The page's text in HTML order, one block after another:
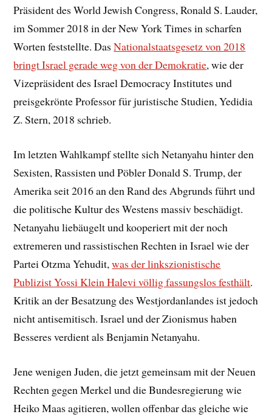
Präsident des World Jewish Congress, Ronald S. Lauder,
im Sommer 2018 in der New York Times in scharfen
Worten feststellte. DasNationalstaatsgesetz von 2018
bringt Israel gerade weg von der Demokratie, wie der
Vizepräsident des Israel Democracy Institutes und
preisgekrönte Professor für juristische Studien, Yedidia
Z. Stern, 2018 schrieb.
Im letzten Wahlkampf stellte sich Netanyahu hinter den
Sexisten, Rassisten und Pöbler Donald S. Trump, der
Amerika seit 2016 an den Rand des Abgrunds führt und
die politische Kultur des Westens massiv beschädigt.
Netanyahu liebäugelt und kooperiert mit der noch
extremeren und rassistischen Rechten in Israel wie der
Partei Otzma Yehudit,was der linkszionistische
Publizist Yossi Klein Halevi völlig fassungslos festhält.
Kritik an der Besatzung des Westjordanlandes ist jedoch
nicht antisemitisch. Israel und der Zionismus haben
Besseres verdient als Benjamin Netanyahu.
Jene wenigen Juden, die jetzt gemeinsam mit der Neuen
Rechten gegen Merkel und die Bundesregierung wie
Heiko Maas agitieren, wollen offenbar das gleiche wie